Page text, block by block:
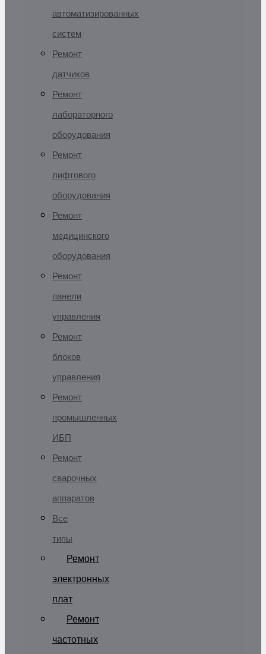
автоматизированных
систем
Ремонт
датчиков
Ремонт
лабораторного
оборудования
Ремонт
лифтового
оборудования
Ремонт
медицинского
оборудования
Ремонт
панели
управления
Ремонт
блоков
управления
Ремонт
промышленных
ИБП
Ремонт
сварочных
аппаратов
Все
типы
Ремонт
электронных
плат
Ремонт
частотных